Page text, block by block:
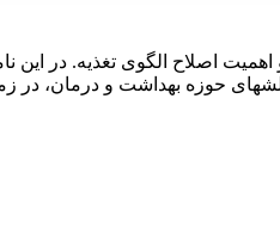
اصلاح الگوی تغذیه. در این
حوزه بهداشت و درمان، در